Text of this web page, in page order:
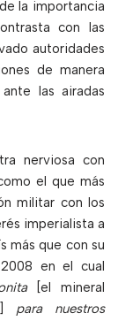
la importancia
con las
autoridades
de manera
las airadas
nerviosa con
el que más
militar con los
imperialista a
más que con su
en el cual
[el mineral
para nuestros